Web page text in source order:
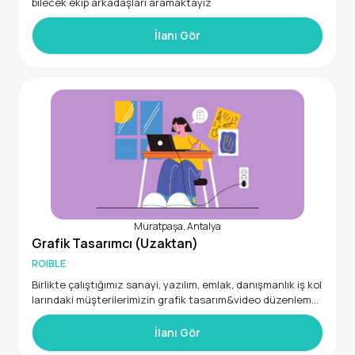
İlanı Gör
Muratpaşa, Antalya
Grafik Tasarımcı (Uzaktan)
ROIBLE
Birlikte çalıştığımız sanayi, yazılım, emlak, danışmanlık iş kol
larındaki müşterilerimizin grafik tasarım&video düzenleme i
htiyaçları için destek verecek yarı zamanlı bir "Ticari İçerik T
asarımcısı" ekip arkadaşı arıyoruz.
İlanı Gör